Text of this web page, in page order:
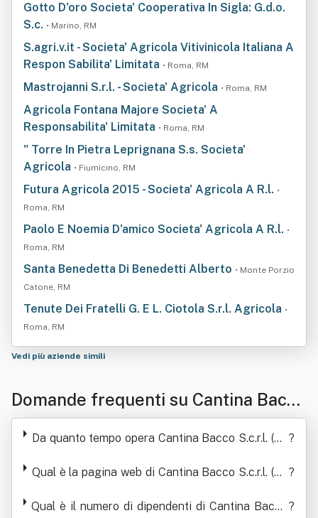
Gotto D'oro Societa' Cooperativa In Sigla: G.d.o.
S.c. • Marino, RM
S.agri.v.it - Societa' Agricola Vitivinicola Italiana A
Respon Sabilita' Limitata • Roma, RM
Mastrojanni S.r.l. - Societa' Agricola • Roma, RM
Agricola Fontana Majore Societa' A
Responsabilita' Limitata • Roma, RM
" Torre In Pietra Leprignana S.s. Societa'
Agricola • Fiumicino, RM
Futura Agricola 2015 - Societa' Agricola A R.l. •
Roma, RM
Paolo E Noemia D'amico Societa' Agricola A R.l. •
Roma, RM
Santa Benedetta Di Benedetti Alberto • Monte Porzio
Catone, RM
Tenute Dei Fratelli G. E L. Ciotola S.r.l. Agricola •
Roma, RM
Vedi più aziende simili
Domande frequenti su Cantina Bacco
S.c.r.l. (Società Cooperativa A Respo
nsabilita' Li Mitata)
Da quanto tempo opera Cantina Bacco S.c.r.l. (So ?
Qual è la pagina web di Cantina Bacco S.c.r.l. (So ?
Qual è il numero di dipendenti di Cantina Bacco ?